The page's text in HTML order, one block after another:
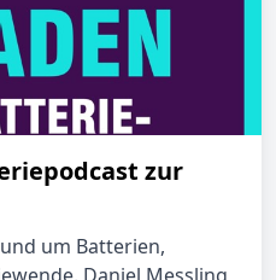
zur
um Batterien,